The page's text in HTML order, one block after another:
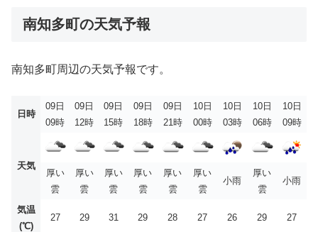
南知多町の天気予報
南知多町周辺の天気予報です。
日時
09日
09時
09日
12時
09日
15時
09日
18時
09日
21時
10日
00時
10日
03時
10日
06時
10日
09時
天気
厚い
雲
厚い
雲
厚い
雲
厚い
雲
厚い
雲
厚い
雲
小雨
厚い
雲
小雨
気温
(℃)
27 29 31 29 28 27 26 29 27